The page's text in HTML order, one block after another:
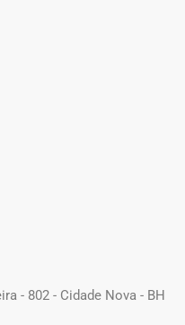
- 802 - Cidade Nova - BH